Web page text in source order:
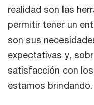
realidad son las
permitir tener un
son sus
expectativas y,
satisfacción con
estamos brindando.